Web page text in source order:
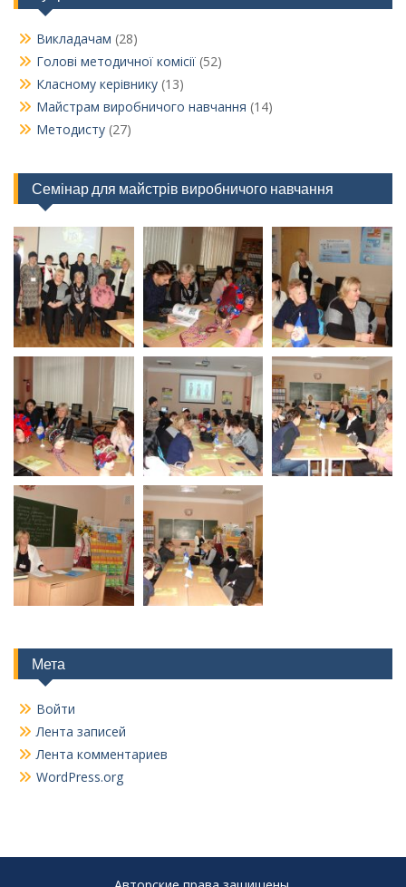
Викладачам (28)
Голові методичної комісії (52)
Класному керівнику (13)
Майстрам виробничого навчання (14)
Методисту (27)
Семінар для майстрів виробничого навчання
Мета
Войти
Лента записей
Лента комментариев
WordPress.org